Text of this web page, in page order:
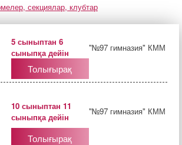
секциялар, клубтар
5 сыныптан 6
сыныпқа дейін
"№97 гимназия" КММ
Толығырақ
10 сыныптан 11
сыныпқа дейін
"№97 гимназия" КММ
Толығырақ